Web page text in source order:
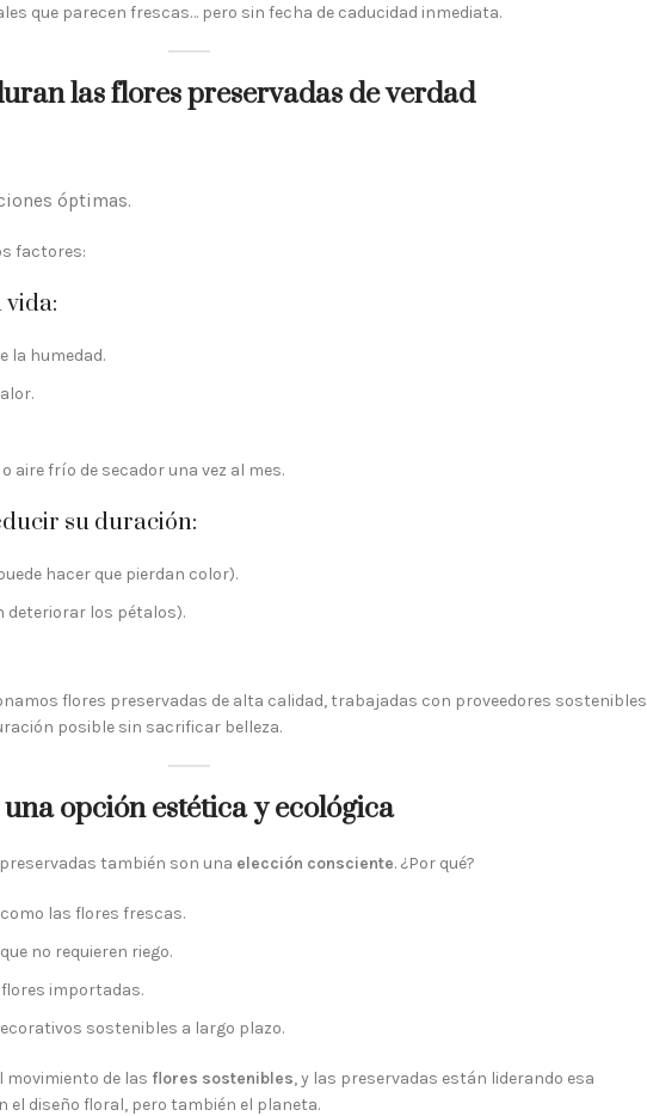
que parecen frescas… pero sin fecha de caducidad inmediata.
las flores preservadas de verdad
óptimas.
factores:
vida:
la humedad.
aire frío de secador una vez al mes.
su duración:
hacer que pierdan color).
deteriorar los pétalos).
flores preservadas de alta calidad, trabajadas con proveedores sostenibles
posible sin sacrificar belleza.
opción estética y ecológica
también son una elección consciente. ¿Por qué?
como las flores frescas.
no requieren riego.
flores importadas.
sostenibles a largo plazo.
movimiento de las flores sostenibles, y las preservadas están liderando esa
el diseño floral, pero también el planeta.